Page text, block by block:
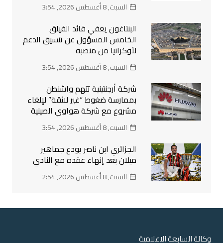
السبت, 8 أغسطس 2026, 3:54
البنتاغون يعفي قائد الفيلق
الخامس المسؤول عن تنسيق الدعم
لأوكرانيا من منصبه
السبت, 8 أغسطس 2026, 3:54
شركة أرجنتينية تتهم واشنطن
بممارسة ضغوط “غير لائقة” لإلغاء
مشروع مع شركة هواوي الصينية
السبت, 8 أغسطس 2026, 3:54
الجزائري ابن ناصر يودع جماهير
ميلان بعد إنهاء عقده مع النادي
السبت, 8 أغسطس 2026, 2:54
وكالة السابعة الاعلامية